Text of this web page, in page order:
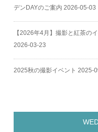
デンDAYのご案内 2026-05-03
【2026年4月】撮影と紅茶の
2026-03-23
2025秋の撮影イベント 2025-